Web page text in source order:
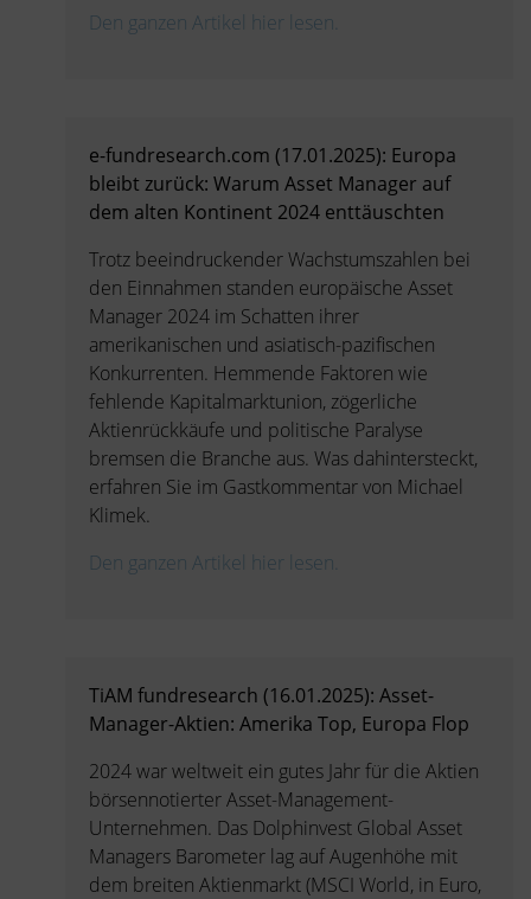
Den ganzen Artikel hier lesen.
e-fundresearch.com (17.01.2025): Europa
bleibt zurück: Warum Asset Manager auf
dem alten Kontinent 2024 enttäuschten
Trotz beeindruckender Wachstumszahlen bei
den Einnahmen standen europäische Asset
Manager 2024 im Schatten ihrer
amerikanischen und asiatisch-pazifischen
Konkurrenten. Hemmende Faktoren wie
fehlende Kapitalmarktunion, zögerliche
Aktienrückkäufe und politische Paralyse
bremsen die Branche aus. Was dahintersteckt,
erfahren Sie im Gastkommentar von Michael
Klimek.
Den ganzen Artikel hier lesen.
TiAM fundresearch (16.01.2025): Asset-
Manager-Aktien: Amerika Top, Europa Flop
2024 war weltweit ein gutes Jahr für die Aktien
börsennotierter Asset-Management-
Unternehmen. Das Dolphinvest Global Asset
Managers Barometer lag auf Augenhöhe mit
dem breiten Aktienmarkt (MSCI World, in Euro,